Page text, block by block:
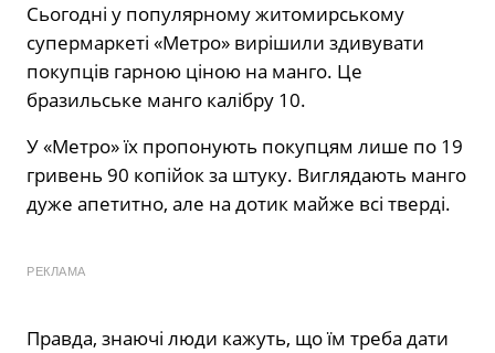
Сьогодні у популярному житомирському
супермаркеті «Метро» вирішили здивувати
покупців гарною ціною на манго. Це
бразильське манго калібру 10.
У «Метро» їх пропонують покупцям лише по 19
гривень 90 копійок за штуку. Виглядають манго
дуже апетитно, але на дотик майже всі тверді.
РЕКЛАМА
Правда, знаючі люди кажуть, що їм треба дати